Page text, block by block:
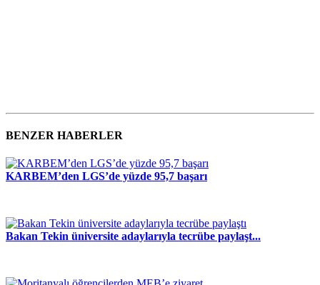
BENZER HABERLER
KARBEM’den LGS’de yüzde 95,7 başarı
Bakan Tekin üniversite adaylarıyla tecrübe paylaşt...